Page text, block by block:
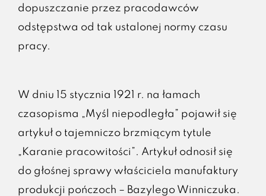
dopuszczanie przez pracodawców
odstępstwa od tak ustalonej normy czasu
pracy.
W dniu 15 stycznia 1921 r. na łamach
czasopisma „Myśl niepodległa” pojawił się
artykuł o tajemniczo brzmiącym tytule
„Karanie pracowitości”. Artykuł odnosił się
do głośnej sprawy właściciela manufaktury
produkcji pończoch – Bazylego Winniczuka.